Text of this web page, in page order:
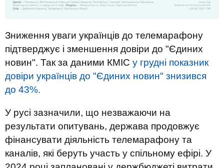
Зниження уваги українців до телемарафону
підтверджує і зменшення довіри до "Єдиних
новин". Так за даними КМІС у грудні показник
довіри українців до "Єдиних новин" знизився
до 43%.
У русі зазначили, що незважаючи на
результати опитувань, держава продовжує
фінансувати діяльність телемарафону та
каналів, які беруть участь у спільному ефірі. У